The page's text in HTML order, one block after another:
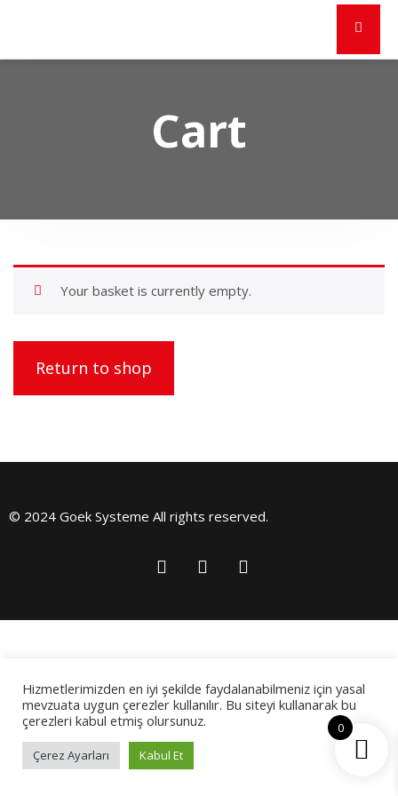
Cart
Your basket is currently empty.
Return to shop
© 2024 Goek Systeme All rights reserved.
Hizmetlerimizden en iyi şekilde faydalanabilmeniz için yasal
mevzuata uygun çerezler kullanılır. Bu siteyi kullanarak bu
çerezleri kabul etmiş olursunuz.
Çerez Ayarları Kabul Et
0